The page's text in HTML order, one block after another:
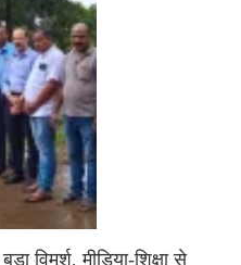
विमर्श, मीडिया-शिक्षा से